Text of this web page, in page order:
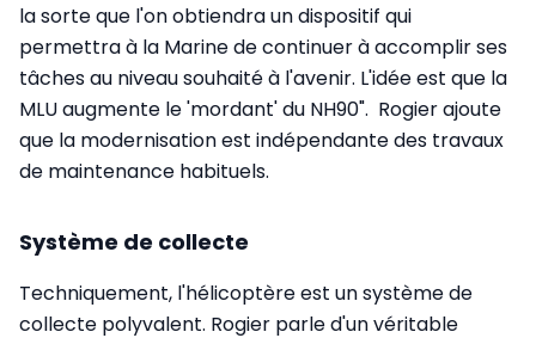
la sorte que l'on obtiendra un dispositif qui
permettra à la Marine de continuer à accomplir ses
tâches au niveau souhaité à l'avenir. L'idée est que la
MLU augmente le 'mordant' du NH90". Rogier ajoute
que la modernisation est indépendante des travaux
de maintenance habituels.
Système de collecte
Techniquement, l'hélicoptère est un système de
collecte polyvalent. Rogier parle d'un véritable